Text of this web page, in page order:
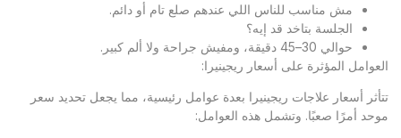
مش مناسب للناس اللي عندهم صلع تام أو دائم.
الجلسة بتاخد قد إيه؟
حوالي 30–45 دقيقة، ومفيش جراحة ولا ألم كبير.
العوامل المؤثرة على أسعار ريجينيرا:
تتأثر أسعار علاجات ريجينيرا بعدة عوامل رئيسية، مما يجعل تحديد سعر
موحد أمرًا صعبًا. وتشمل هذه العوامل: